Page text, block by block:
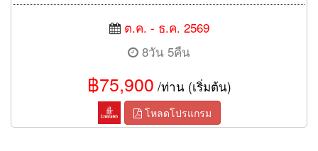
ต.ค. - ธ.ค. 2569
8วัน 5คืน
฿75,900 /ท่าน (เริ่มต้น)
โหลดโปรแกรม